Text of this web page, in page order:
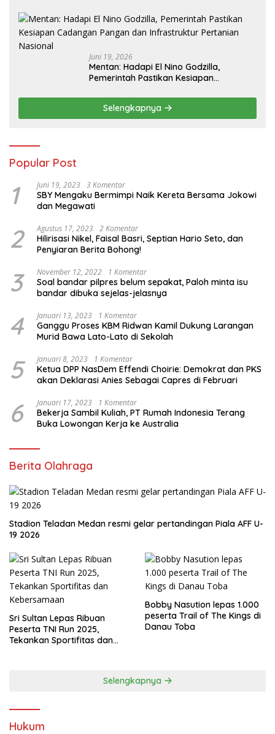
Juni 19, 2026
Mentan: Hadapi El Nino Godzilla,
Pemerintah Pastikan Kesiapan
Pertanian Nasional
Selengkapnya
Popular Post
1 Juni 19, 2023 3 Komentar
SBY Mengaku Bermimpi Naik Kereta Bersama Jokowi
dan Megawati
2 Agustus 17, 2023 2 Komentar
Hilirisasi Nikel, Faisal Basri, Septian Hario Seto, dan
Penyiaran Berita Bohong!
3 November 12, 2022 1 Komentar
Soal bandar pilpres belum sepakat, Paloh minta isu
bandar dibuka sejelas-jelasnya
4 Januari 13, 2023 1 Komentar
Ganggu Proses KBM Ridwan Kamil Dukung Larangan
Murid Bawa Lato-Lato di Sekolah
5 Januari 8, 2023 1 Komentar
Ketua DPP NasDem Effendi Choirie: Demokrat dan PKS
akan Deklarasi Anies Sebagai Capres di Februari
6 Januari 17, 2023 1 Komentar
Bekerja Sambil Kuliah, PT Rumah Indonesia Terang
Buka Lowongan Kerja ke Australia
Berita Olahraga
Stadion Teladan Medan resmi gelar pertandingan Piala AFF U-
19 2026
Sri Sultan Lepas Ribuan
Peserta TNI Run 2025,
Tekankan Sportifitas dan
Bobby Nasution lepas 1.000
peserta Trail of The Kings di
Danau Toba
Selengkapnya
Hukum